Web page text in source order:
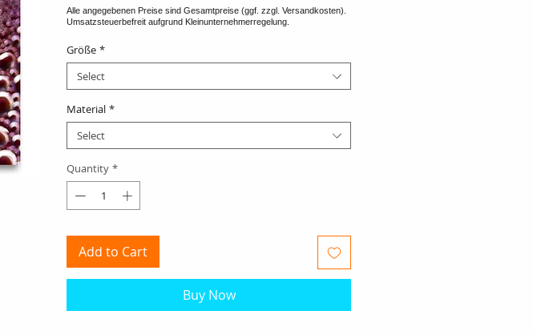
Größe *
Select
Material *
Select
Quantity *
Add to Cart
Buy Now